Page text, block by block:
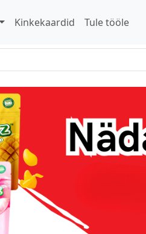
Kinkekaardid Tule tööle